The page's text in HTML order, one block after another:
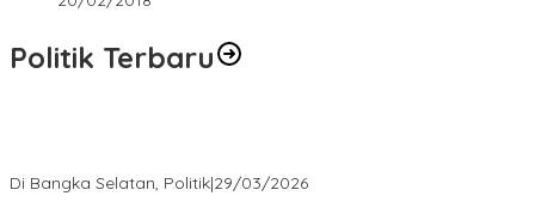
Politik Terbaru
Di Bangka Selatan, Politik|29/03/2026